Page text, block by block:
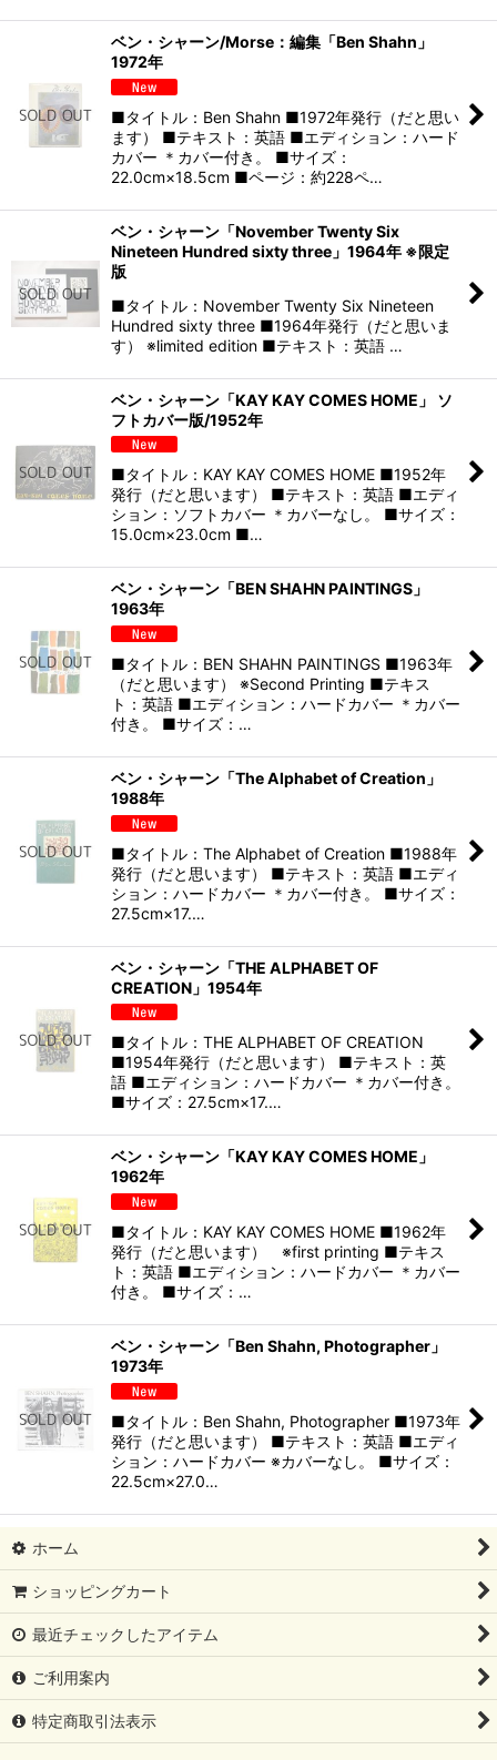
ベン・シャーン/Morse：編集「Ben Shahn」
1972年
■タイトル：Ben Shahn ■1972年発行（だと思い
ます） ■テキスト：英語 ■エディション：ハード
カバー ＊カバー付き。 ■サイズ：
22.0cm×18.5cm ■ページ：約228ペ…
ベン・シャーン「November Twenty Six
Nineteen Hundred sixty three」1964年 ※限定
版
■タイトル：November Twenty Six Nineteen
Hundred sixty three ■1964年発行（だと思いま
す） ※limited edition ■テキスト：英語 …
ベン・シャーン「KAY KAY COMES HOME」 ソ
フトカバー版/1952年
■タイトル：KAY KAY COMES HOME ■1952年
発行（だと思います） ■テキスト：英語 ■エディ
ション：ソフトカバー ＊カバーなし。 ■サイズ：
15.0cm×23.0cm ■…
ベン・シャーン「BEN SHAHN PAINTINGS」
1963年
■タイトル：BEN SHAHN PAINTINGS ■1963年
（だと思います） ※Second Printing ■テキス
ト：英語 ■エディション：ハードカバー ＊カバー
付き。 ■サイズ：…
ベン・シャーン「The Alphabet of Creation」
1988年
■タイトル：The Alphabet of Creation ■1988年
発行（だと思います） ■テキスト：英語 ■エディ
ション：ハードカバー ＊カバー付き。 ■サイズ：
27.5cm×17.…
ベン・シャーン「THE ALPHABET OF
CREATION」1954年
■タイトル：THE ALPHABET OF CREATION
■1954年発行（だと思います） ■テキスト：英
語 ■エディション：ハードカバー ＊カバー付き。
■サイズ：27.5cm×17.…
ベン・シャーン「KAY KAY COMES HOME」
1962年
■タイトル：KAY KAY COMES HOME ■1962年
発行（だと思います） ※first printing ■テキス
ト：英語 ■エディション：ハードカバー ＊カバー
付き。 ■サイズ：…
ベン・シャーン「Ben Shahn, Photographer」
1973年
■タイトル：Ben Shahn, Photographer ■1973年
発行（だと思います） ■テキスト：英語 ■エディ
ション：ハードカバー ※カバーなし。 ■サイズ：
22.5cm×27.0…
ホーム
ショッピングカート
最近チェックしたアイテム
ご利用案内
特定商取引法表示